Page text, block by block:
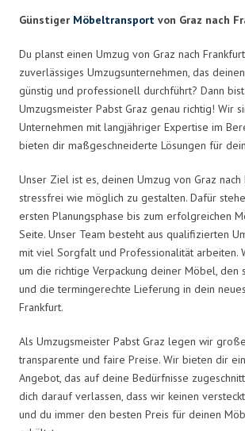
Günstiger Möbeltransport von Graz nach
Du planst einen Umzug von Graz nach
zuverlässiges Umzugsunternehmen, das
günstig und professionell durchführt? Dann
Umzugsmeister Pabst Graz genau richtig! Wir
Unternehmen mit langjähriger Expertise im
bieten dir maßgeschneiderte Lösungen für
Unser Ziel ist es, deinen Umzug von Graz nach
stressfrei wie möglich zu gestalten. Dafür
ersten Planungsphase bis zum erfolgreichen
Seite. Unser Team besteht aus qualifizierten
mit viel Sorgfalt und Professionalität arbeiten.
um die richtige Verpackung deiner Möbel, den
und die termingerechte Lieferung in dein
Frankfurt.
Als Umzugsmeister Pabst Graz legen wir
transparente und faire Preise. Wir bieten dir
Angebot, das auf deine Bedürfnisse
dich darauf verlassen, dass wir keinen
und du immer den besten Preis für deinen